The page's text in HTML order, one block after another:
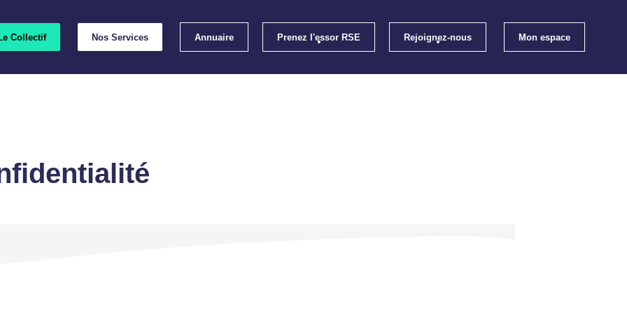
Collectif Nos Services Annuaire Prenez l'essor RSE Rejoignez-nous Mon espace